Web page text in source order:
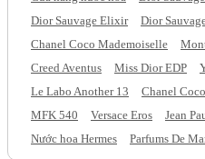
Dior Sauvage Elixir
Dior
Chanel Coco Mademoiselle
Creed Aventus
Miss Dior EDP
Le Labo Another 13
Chanel
MFK 540
Versace Eros
Jean
Nước hoa Hermes
Parfums De